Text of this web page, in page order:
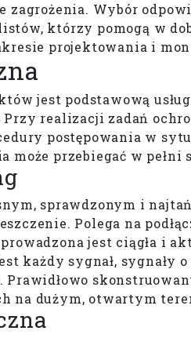
zagrożenia. Wybór
którzy pomogą w
projektowania i
jest podstawową
realizacji zadań
postępowania w
może przebiegać w
sprawdzonym i
Polega na
jest ciągła i
każdy sygnał, sygnały
Prawidłowo
na dużym, otwartym